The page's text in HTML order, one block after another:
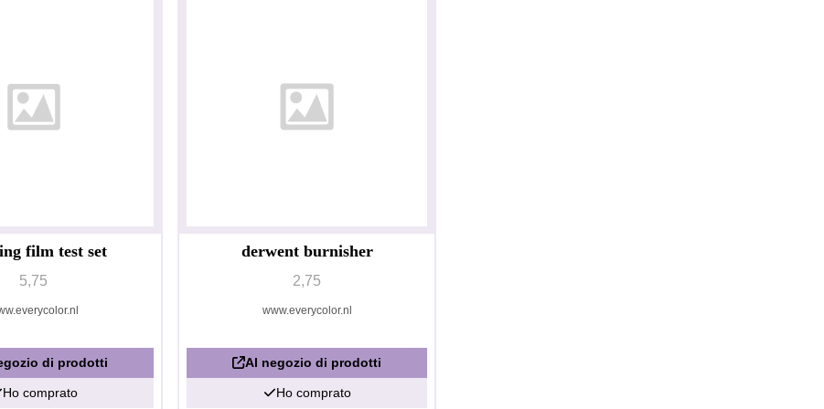
film test set
5,75
di prodotti
Ho comprato
derwent burnisher
2,75
www.everycolor.nl
Al negozio di prodotti
Ho comprato